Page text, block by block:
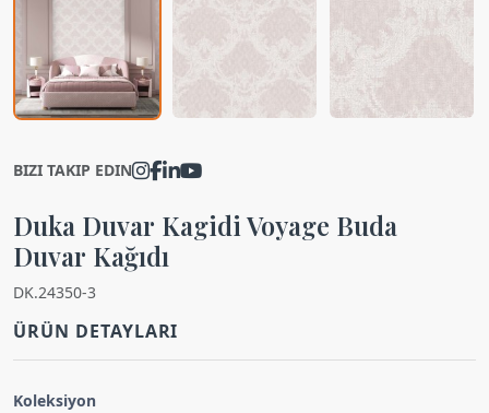
BIZI TAKIP EDIN
Duka Duvar Kagidi Voyage Buda
Duvar Kağıdı
DK.24350-3
ÜRÜN DETAYLARI
Koleksiyon